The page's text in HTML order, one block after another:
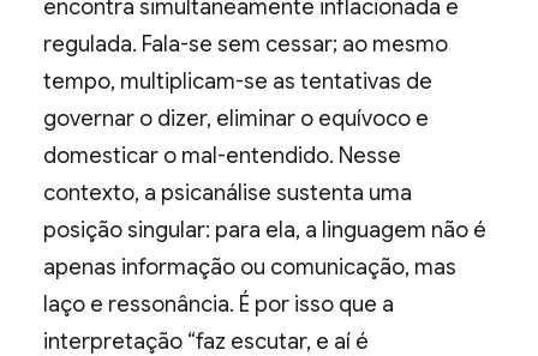
encontra simultaneamente inflacionada e
regulada. Fala-se sem cessar; ao mesmo
tempo, multiplicam-se as tentativas de
governar o dizer, eliminar o equívoco e
domesticar o mal-entendido. Nesse
contexto, a psicanálise sustenta uma
posição singular: para ela, a linguagem não é
apenas informação ou comunicação, mas
laço e ressonância. É por isso que a
interpretação “faz escutar, e aí é